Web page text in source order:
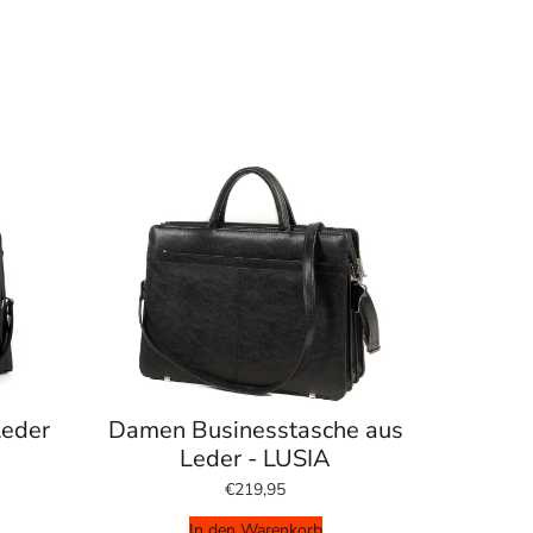
Damen Businesstasche aus
Leder - LUSIA
€219,95